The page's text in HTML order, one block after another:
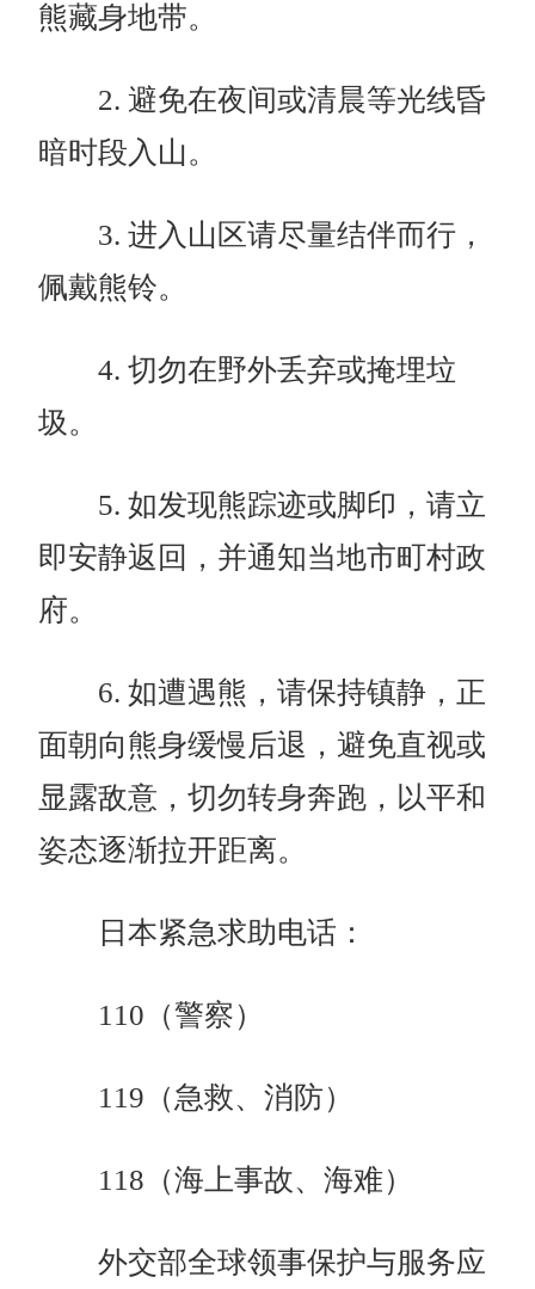
熊藏身地带。
2. 避免在夜间或清晨等光线昏
暗时段入山。
3. 进入山区请尽量结伴而行，
佩戴熊铃。
4. 切勿在野外丢弃或掩埋垃
圾。
5. 如发现熊踪迹或脚印，请立
即安静返回，并通知当地市町村政
府。
6. 如遭遇熊，请保持镇静，正
面朝向熊身缓慢后退，避免直视或
显露敌意，切勿转身奔跑，以平和
姿态逐渐拉开距离。
日本紧急求助电话：
110（警察）
119（急救、消防）
118（海上事故、海难）
外交部全球领事保护与服务应